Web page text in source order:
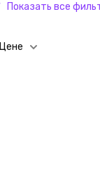
Показать все
Цене